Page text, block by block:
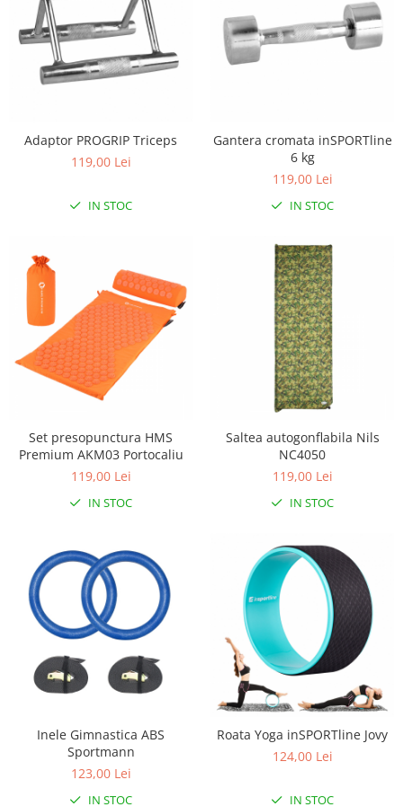
Lampi de veghe
Mobilier Birou
Saltele de infasat
Biciclete
Biciclete copii cu roti 14 inch (3-7
ani)
Biciclete copii cu roti 16 inch (4-9
ani)
Biciclete copii cu roti 20 inch
Biciclete cu roti 24 inch
Biciclete cu roti 26 inch
Triciclete copii si adulti
Trotinete copii si adulti
Karturi si masinute cu pedale
Role copii si adulti
Masinute si motociclete electrice
Marsupii
Premergatoare
Skateboard
Baita, Igiena, Siguranta
Lenjerie mamici
Adaptor PROGRIP Triceps
119,00 Lei
IN STOC
Gantera cromata inSPORTline
6 kg
119,00 Lei
IN STOC
Set presopunctura HMS
Premium AKM03 Portocaliu
119,00 Lei
IN STOC
Saltea autogonflabila Nils
NC4050
119,00 Lei
IN STOC
Inele Gimnastica ABS
Sportmann
123,00 Lei
IN STOC
Roata Yoga inSPORTline Jovy
124,00 Lei
IN STOC